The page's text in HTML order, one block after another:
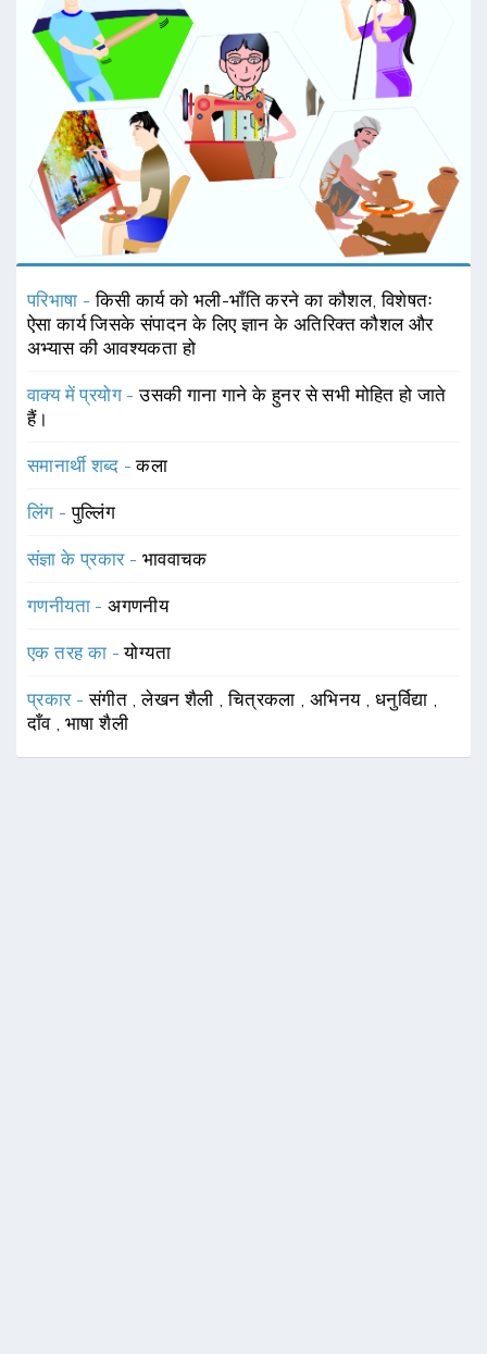
परिभाषा -किसी कार्य को भली-भाँति करने का कौशल, विशेषतः
ऐसा कार्य जिसके संपादन के लिए ज्ञान के अतिरिक्त कौशल और
अभ्यास की आवश्यकता हो
वाक्य में प्रयोग -उसकी गाना गाने के हुनर से सभी मोहित हो जाते
हैं।
समानार्थी शब्द -कला
लिंग -पुल्लिंग
संज्ञा के प्रकार - भाववाचक
गणनीयता -अगणनीय
एक तरह का -योग्यता
प्रकार -संगीत ,लेखन शैली ,चित्रकला ,अभिनय धनुर्विद्या
दाँव
,भाषा शैली